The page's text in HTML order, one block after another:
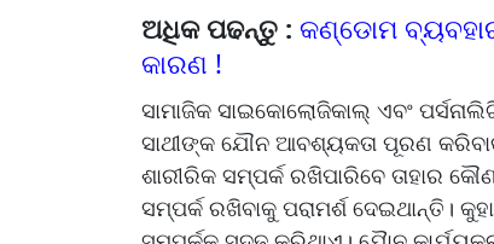
ଅଧିକ ପଢନ୍ତୁ : କଣ୍ଡୋମ
କାରଣ !
ସାମାଜିକ ସାଇକୋଲୋଜିକାଲ୍ ଏବଂ
ସାଥୀଙ୍କ ଯୌନ ଆବଶ୍ୟକତା ପୂରଣ
ଶାରୀରିକ ସମ୍ପର୍କ ରଖିପାରିବେ ତାହାର
ସମ୍ପର୍କ ରଖିବାକୁ ପରାମର୍ଶ ଦେଇଥାନ୍ତି।